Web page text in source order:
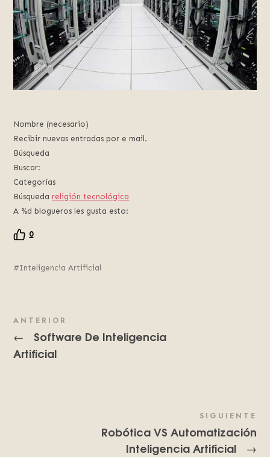
Nombre (necesario)
Recibir nuevas entradas por e mail.
Búsqueda
Buscar:
Categorías
Búsqueda religión tecnológica
A %d blogueros les gusta esto:
0
Inteligencia Artificial
ANTERIOR
←
Software De Inteligencia
Artificial
SIGUIENTE
Robótica VS Automatización
Inteligencia Artificial
→